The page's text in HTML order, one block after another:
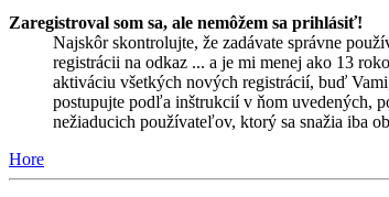
Zaregistroval som sa, ale nemôžem sa prihlásiť!
Najskôr skontrolujte, že zadávate správne
registrácii na odkaz ... a je mi menej ako 13
aktiváciu všetkých nových registrácií, buď
postupujte podľa inštrukcií v ňom uvedených,
nežiaducich používateľov, ktorý sa snažia iba
Hore